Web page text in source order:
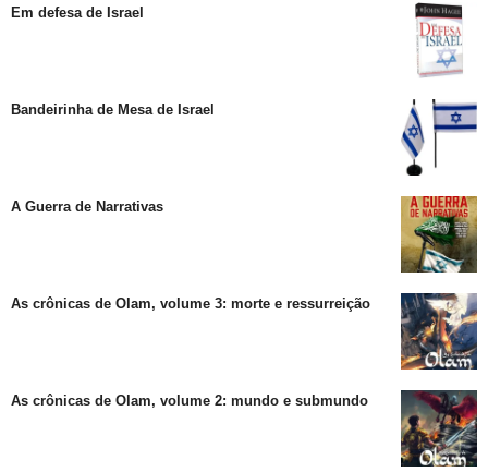
Em defesa de Israel
Bandeirinha de Mesa de Israel
A Guerra de Narrativas
As crônicas de Olam, volume 3: morte e ressurreição
As crônicas de Olam, volume 2: mundo e submundo